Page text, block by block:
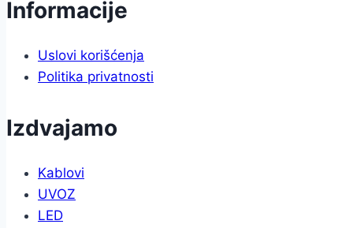
Informacije
Uslovi korišćenja
Politika privatnosti
Izdvajamo
Kablovi
UVOZ
LED